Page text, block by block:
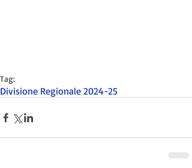
Tag:
Divisione Regionale 2024-25